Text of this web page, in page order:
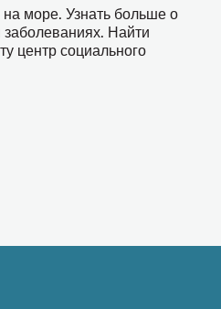
море. Узнать больше о
заболеваниях. Найти
центр социального